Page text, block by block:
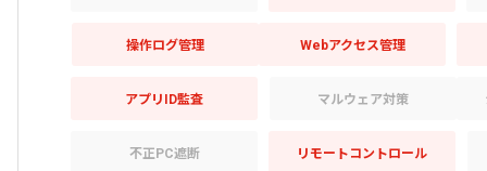
操作ログ管理 Webアクセス管理
アプリID監査 マルウェア対策
不正PC遮断 リモートコントロール